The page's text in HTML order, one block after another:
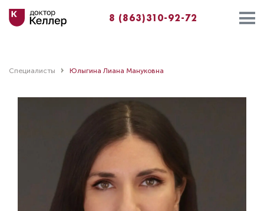
8 (863)310-92-72
Специалисты Юлыгина Лиана Мануковна